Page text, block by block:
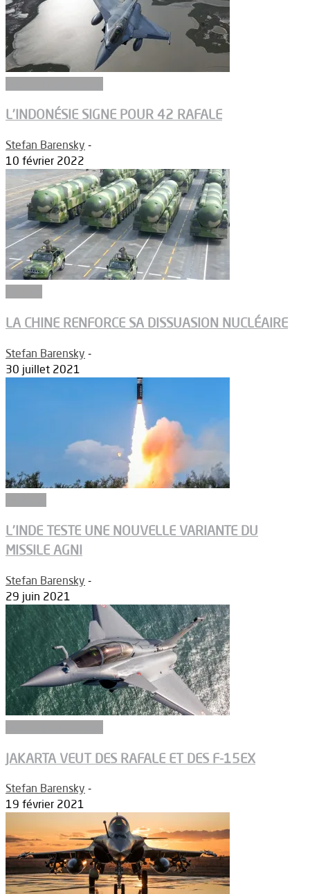
L’INDONÉSIE SIGNE POUR 42 RAFALE
Stefan Barensky -
10 février 2022
LA CHINE RENFORCE SA DISSUASION NUCLÉAIRE
Stefan Barensky -
30 juillet 2021
L’INDE TESTE UNE NOUVELLE VARIANTE DU
MISSILE AGNI
Stefan Barensky -
29 juin 2021
JAKARTA VEUT DES RAFALE ET DES F-15EX
Stefan Barensky -
19 février 2021